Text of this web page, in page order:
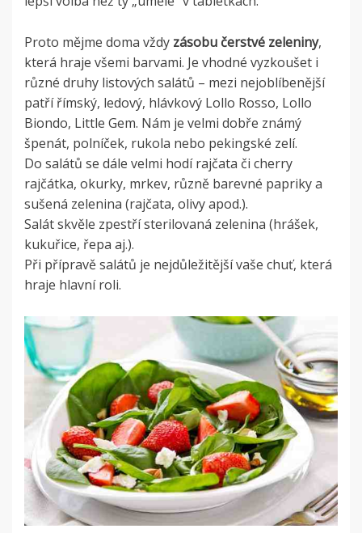
Proto mějme doma vždy zásobu čerstvé zeleniny,
která hraje všemi barvami. Je vhodné vyzkoušet i
různé druhy listových salátů – mezi nejoblíbenější
patří římský, ledový, hlávkový Lollo Rosso, Lollo
Biondo, Little Gem. Nám je velmi dobře známý
špenát, polníček, rukola nebo pekingské zelí.
Do salátů se dále velmi hodí rajčata či cherry
rajčátka, okurky, mrkev, různě barevné papriky a
sušená zelenina (rajčata, olivy apod.).
Salát skvěle zpestří sterilovaná zelenina (hrášek,
kukuřice, řepa aj.).
Při přípravě salátů je nejdůležitější vaše chuť, která
hraje hlavní roli.